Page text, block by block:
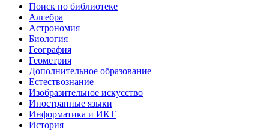
Поиск по библиотеке
Алгебра
Астрономия
Биология
География
Геометрия
Дополнительное образование
Естествознание
Изобразительное искусство
Иностранные языки
Информатика и ИКТ
История